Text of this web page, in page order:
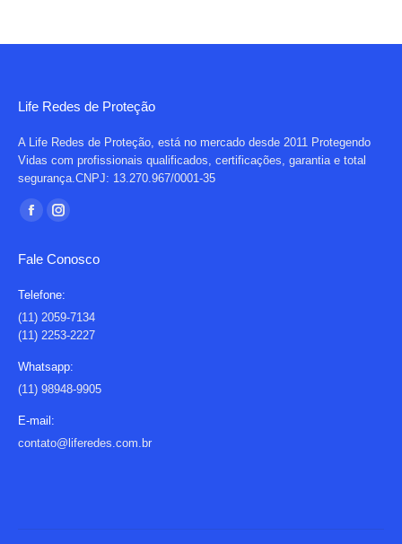
Life Redes de Proteção
A Life Redes de Proteção, está no mercado desde 2011 Protegendo
Vidas com profissionais qualificados, certificações, garantia e total
segurança.CNPJ: 13.270.967/0001-35
Encontre-nos em:
Facebook
opens
in
new
window
Instagram
opens
in
new
window
Fale Conosco
Telefone:
(11) 2059-7134
(11) 2253-2227
Whatsapp:
(11) 98948-9905
E-mail:
contato@liferedes.com.br